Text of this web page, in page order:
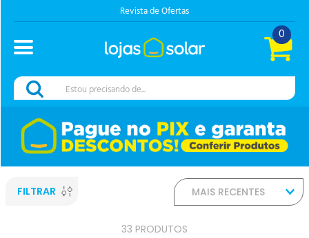
Chama no Whats
0
Estou precisando de...
FILTRAR MAIS RECENTES
33 PRODUTOS